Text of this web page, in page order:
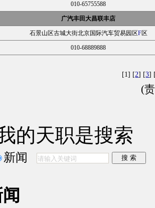
010-65755588
广汽丰田大昌联丰店
石景山区古城大街北京国际汽车贸易园区F区
010-68889888
[1] [2] [3]
(
的天职是搜索
新闻